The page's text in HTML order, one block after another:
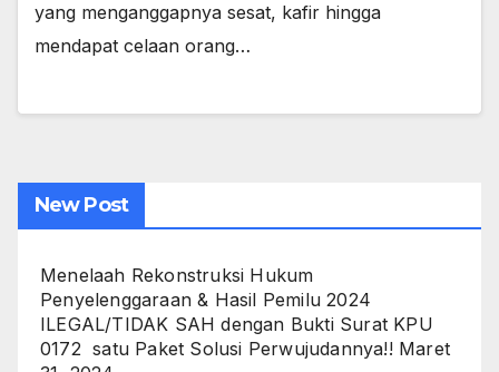
yang menganggapnya sesat, kafir hingga
mendapat celaan orang…
New Post
Menelaah Rekonstruksi Hukum
Penyelenggaraan & Hasil Pemilu 2024
ILEGAL/TIDAK SAH dengan Bukti Surat KPU
0172 satu Paket Solusi Perwujudannya!! Maret